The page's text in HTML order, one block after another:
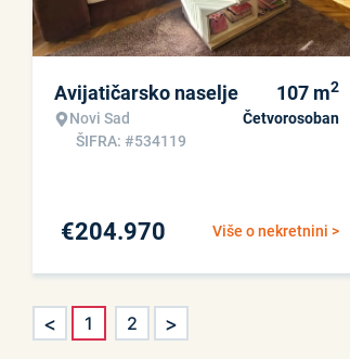
Avijatičarsko naselje
Novi Sad
ŠIFRA: #534119
107 m2
Četvorosoban
Više o nekretnini >
€204.970
< 1 2 >